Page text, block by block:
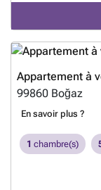
Appartement à
99860 Boğaz
En savoir plus ?
1 chambre(s)